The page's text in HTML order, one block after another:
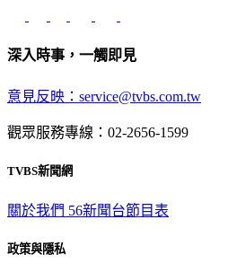
深入時事，一觸即見
意見反映：service@tvbs.com.tw
觀眾服務專線：02-2656-1599
TVBS新聞網
關於我們 56新聞台節目表
政策與隱私